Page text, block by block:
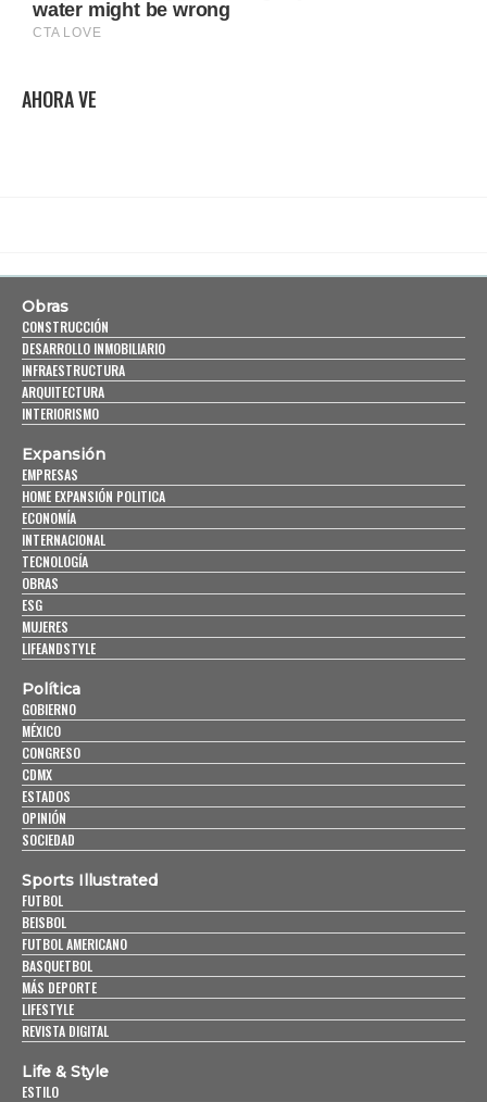
AHORA VE
Obras
CONSTRUCCIÓN
DESARROLLO INMOBILIARIO
INFRAESTRUCTURA
ARQUITECTURA
INTERIORISMO
Expansión
EMPRESAS
HOME EXPANSIÓN POLITICA
ECONOMÍA
INTERNACIONAL
TECNOLOGÍA
OBRAS
ESG
MUJERES
LIFEANDSTYLE
Política
GOBIERNO
MÉXICO
CONGRESO
CDMX
ESTADOS
OPINIÓN
SOCIEDAD
Sports Illustrated
FUTBOL
BEISBOL
FUTBOL AMERICANO
BASQUETBOL
MÁS DEPORTE
LIFESTYLE
REVISTA DIGITAL
Life & Style
ESTILO